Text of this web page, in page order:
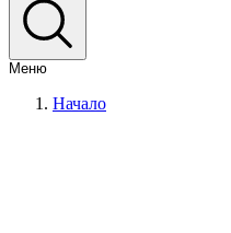
Меню
Начало